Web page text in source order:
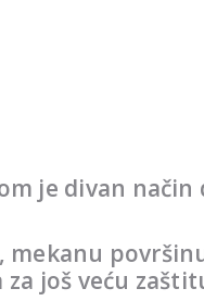
je divan
još veću